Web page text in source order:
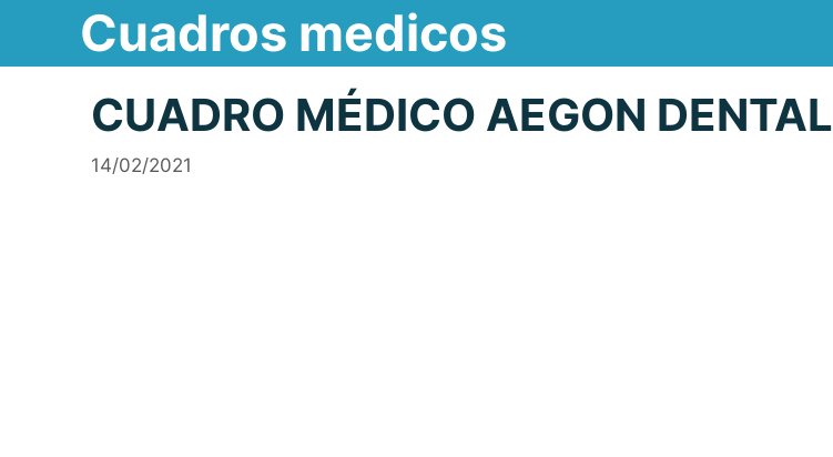
contenido
Cuadros medicos
CUADRO MÉDICO AEGON DENTAL
14/02/2021